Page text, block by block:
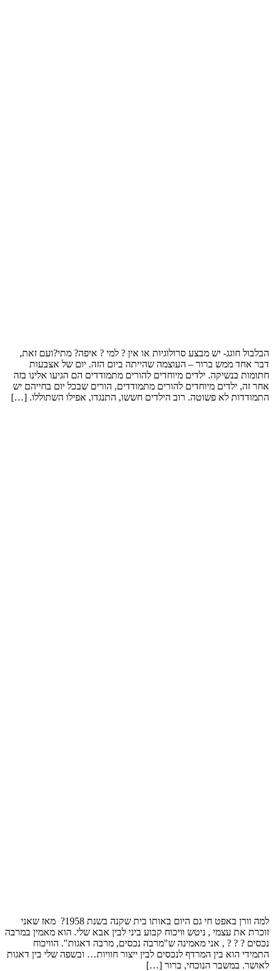
הבלבול חוגג- יש מבצע סרולוגיות או אין ? למי ? איפה? מתי?ועם זאת,
דבר אחד ממש ברור – העוצמה שהייתה ביום הזה. יום של אצבעות
חתומות בנשיקה. ילדים מיוחדים להורים מתמודדים הם הגיעו אלינו בזה
אחר זה, ילדים מיוחדים להורים מתמודדים, הורים שבכל יום בחייהם יש
התמודדות לא פשוטה. רוב הילדים חששו, התנגדו, אפילו השתוללו. […]
למה וורן באפט חי גם היום באותו בית שקנה בשנת 1958? מאז שאני
זוכרת את עצמי , ניטש וויכוח קבוע ביני לבין אבא שלי. הוא מאמין במרבה
נכסים ? ? ? , אני מאמינה ש"מרבה נכסים, מרבה דאגות". הוויכוח
התמידי הוא בין המרדף לנכסים לבין ייצור חוויות… ובשפה שלי בין דאגות
לאושר. במשבר הנוכחי, ברור […]